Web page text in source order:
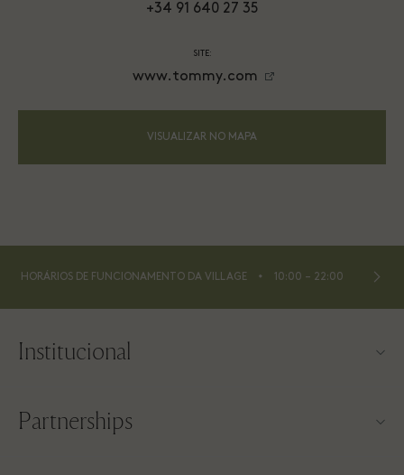
+34 91 640 27 35
SITE:
www.tommy.com
VISUALIZAR NO MAPA
HORÁRIOS DE FUNCIONAMENTO DA VILLAGE ⬩ 10:00 – 22:00
Institucional
Sobre a Las Rozas Village
Partnerships